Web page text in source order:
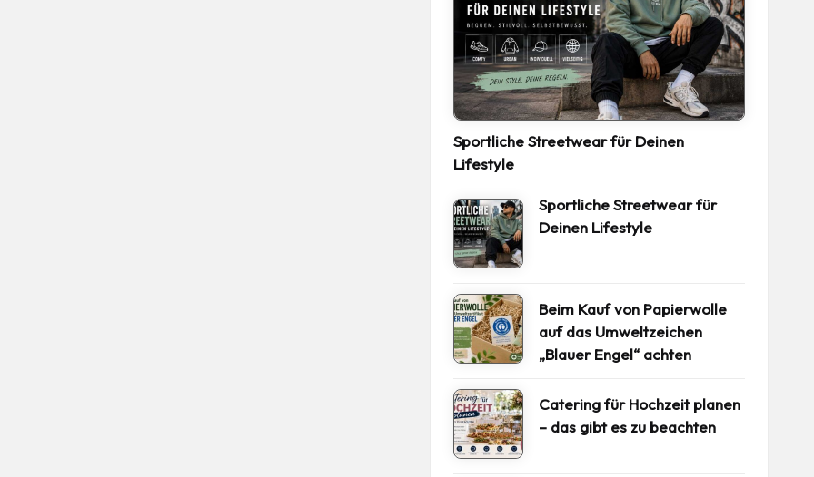
Sportliche Streetwear für Deinen
Lifestyle
Sportliche Streetwear für
Deinen Lifestyle
Beim Kauf von Papierwolle
auf das Umweltzeichen
„Blauer Engel“ achten
Catering für Hochzeit planen
– das gibt es zu beachten